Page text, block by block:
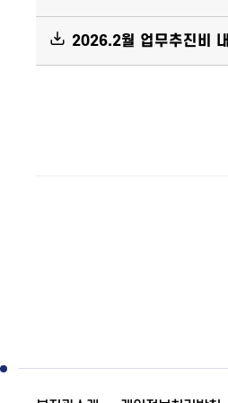
2026.2월 업무추진비